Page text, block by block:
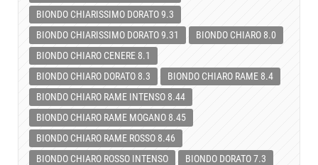
BIONDO CHIARISSIMO DORATO 9.3
BIONDO CHIARISSIMO DORATO 9.31
BIONDO CHIARO 8.0
BIONDO CHIARO CENERE 8.1
BIONDO CHIARO DORATO 8.3
BIONDO CHIARO RAME 8.4
BIONDO CHIARO RAME INTENSO 8.44
BIONDO CHIARO RAME MOGANO 8.45
BIONDO CHIARO RAME ROSSO 8.46
BIONDO CHIARO ROSSO INTENSO
BIONDO DORATO 7.3